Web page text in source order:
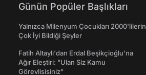
Günün Popüler Başlıkları
Yalnızca Milenyum Çocukları 2000'lilerin
Çok İyi Bildiği Şeyler
Fatih Altaylı'dan Erdal Beşikçioğlu'na
Ağır Eleştiri: "Ulan Siz Kamu
Görevlisisiniz"